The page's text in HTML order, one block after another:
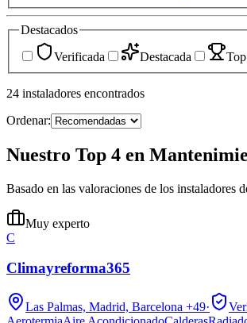
Destacados
Verificada
Destacada Top
24 instaladores encontrados
Ordenar:
Nuestro Top 4 en
Basado en las valoraciones de los instaladores
Muy experto
C
Climayreforma365
Las Palmas, Madrid, Barcelona +49·